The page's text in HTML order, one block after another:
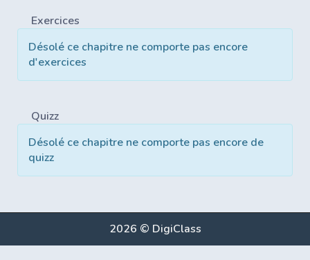
Exercices
Désolé ce chapitre ne comporte pas encore
d'exercices
Quizz
Désolé ce chapitre ne comporte pas encore de
quizz
2026 © DigiClass